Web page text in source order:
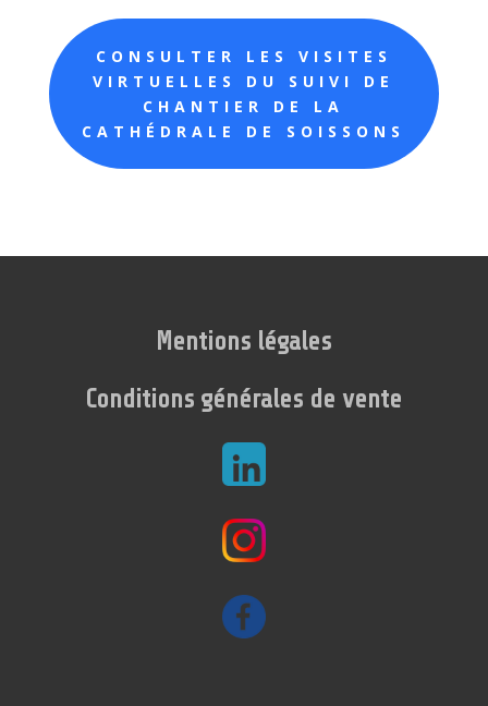
CONSULTER LES VISITES
VIRTUELLES DU SUIVI DE
CHANTIER DE LA
CATHÉDRALE DE SOISSONS
Mentions légales
Conditions générales de vente